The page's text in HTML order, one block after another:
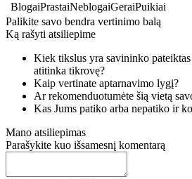
BlogaiPrastaiNeblogaiGeraiPuikiai
Palikite savo bendra vertinimo balą
Ką rašyti atsiliepime
Kiek tikslus yra savininko
atitinka tikrovę?
Kaip vertinate aptarnavimo lygį?
Ar rekomenduotumėte šią vietą
Kas Jums patiko arba nepatiko ir
Mano atsiliepimas
Parašykite kuo išsamesnį komentarą